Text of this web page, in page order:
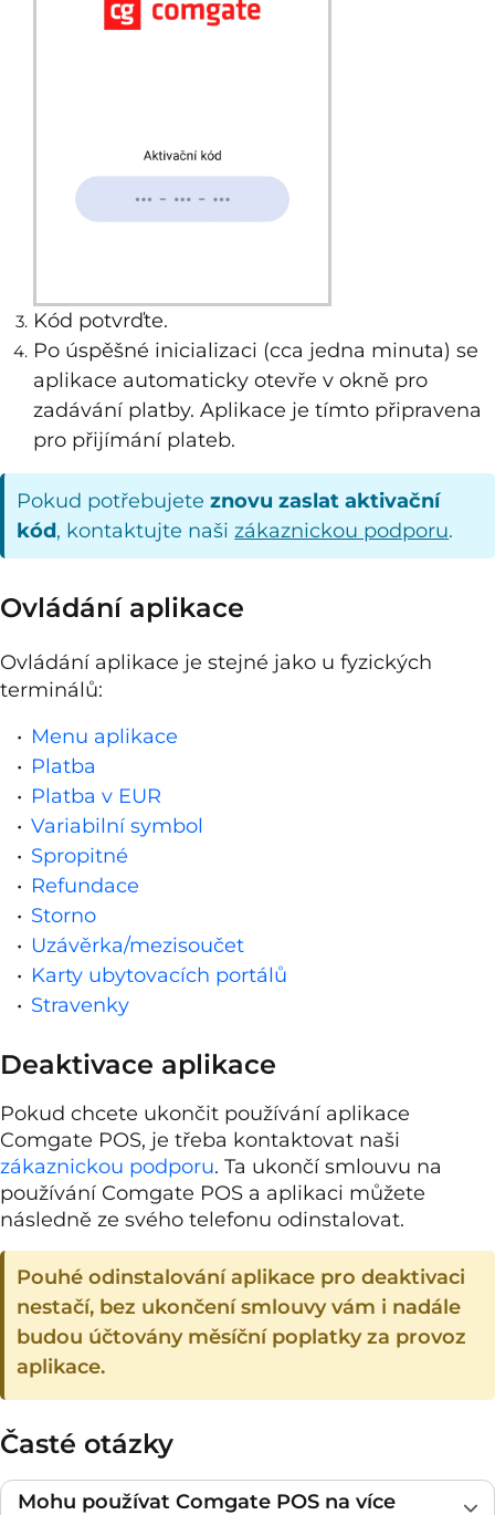
Kód potvrďte.
Po úspěšné inicializaci (cca jedna minuta) se
aplikace automaticky otevře v okně pro
zadávání platby. Aplikace je tímto připravena
pro přijímání plateb.
Pokud potřebujeteznovu zaslat aktivační
kód, kontaktujte našizákaznickou podporu.
Ovládání aplikace
Ovládání aplikace je stejné jako u fyzických
terminálů:
Menu aplikace
Platba
Platba v EUR
Variabilní symbol
Spropitné
Refundace
Storno
Uzávěrka/mezisoučet
Karty ubytovacích portálů
Stravenky
Deaktivace aplikace
Pokud chcete ukončit používání aplikace
Comgate POS, je třeba kontaktovat naši
zákaznickou podporu. Ta ukončí smlouvu na
používání Comgate POS a aplikaci můžete
následně ze svého telefonu odinstalovat.
Pouhé odinstalování aplikace pro deaktivaci
nestačí, bez ukončení smlouvy vám i nadále
budou účtovány měsíční poplatky za provoz
aplikace.
Časté otázky
Mohu používat Comgate POS na více